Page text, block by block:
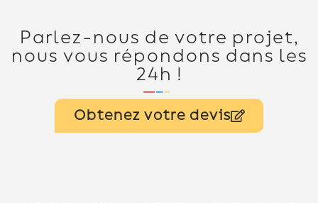
Parlez-nous de votre projet,
nous vous répondons dans les
24h !
Obtenez votre devis